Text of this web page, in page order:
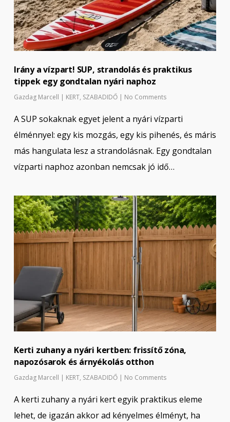
Irány a vízpart! SUP, strandolás és praktikus
tippek egy gondtalan nyári naphoz
Gazdag Marcell | KERT, SZABADIDŐ | No Comments
A SUP sokaknak egyet jelent a nyári vízparti
élménnyel: egy kis mozgás, egy kis pihenés, és máris
más hangulata lesz a strandolásnak. Egy gondtalan
vízparti naphoz azonban nemcsak jó idő…
Kerti zuhany a nyári kertben: frissítő zóna,
napozósarok és árnyékolás otthon
Gazdag Marcell KERT, SZABADIDŐ No Comments
A kerti zuhany a nyári kert egyik praktikus eleme
lehet, de igazán akkor ad kényelmes élményt, ha